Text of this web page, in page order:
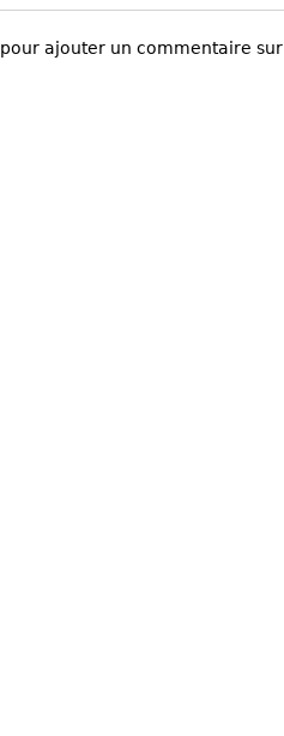
ajouter un commentaire sur